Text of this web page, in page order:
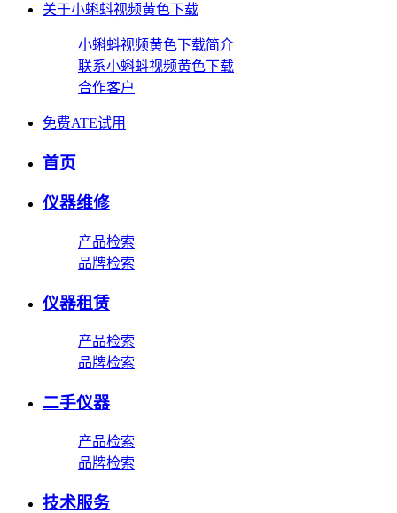
关于小蝌蚪视频黄色下载
小蝌蚪视频黄色下载简介
联系小蝌蚪视频黄色下载
合作客户
免费ATE试用
首页
仪器维修
产品检索
品牌检索
仪器租赁
产品检索
品牌检索
二手仪器
产品检索
品牌检索
技术服务